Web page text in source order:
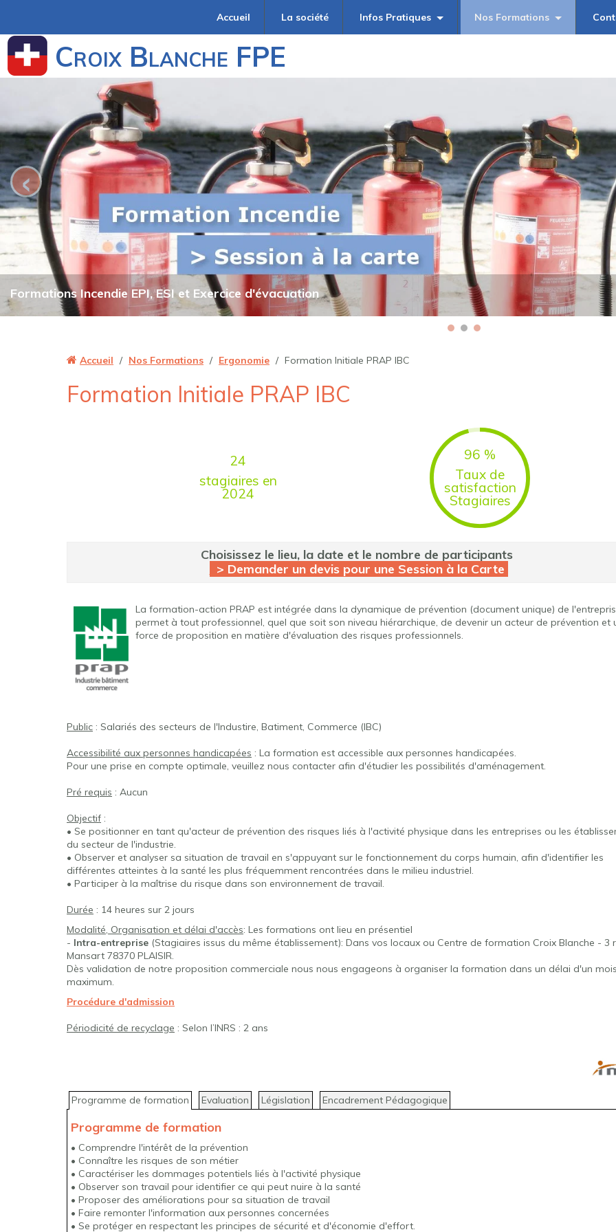
Accueil La société Infos Pratiques Nos Formations
Croix Blanche FPE
Formations Incendie EPI, ESI et Exercice d'évacuation
‹
Accueil / Nos Formations / Ergonomie / Formation Initiale PRAP IBC
Formation Initiale PRAP IBC
24
stagiaires en
2024
96 %
Taux de
satisfaction
Stagiaires
Choisissez le lieu, la date et le nombre de participants
> Demander un devis pour une Session à la Carte
La formation-action PRAP est intégrée dans la dynamique de prévention (document unique) de
permet à tout professionnel, quel que soit son niveau hiérarchique, de devenir un acteur de prévention et
force de proposition en matière d'évaluation des risques professionnels.
Public : Salariés des secteurs de l'Industire, Batiment, Commerce (IBC)
Accessibilité aux personnes handicapées : La formation est accessible aux personnes handicapées.
Pour une prise en compte optimale, veuillez nous contacter afin d'étudier les possibilités d'aménagement.
Pré requis : Aucun
Objectif :
• Se positionner en tant qu'acteur de prévention des risques liés à l'activité physique dans les entreprises ou les
du secteur de l'industrie.
• Observer et analyser sa situation de travail en s'appuyant sur le fonctionnement du corps humain, afin d'identifier les
différentes atteintes à la santé les plus fréquemment rencontrées dans le milieu industriel.
• Participer à la maîtrise du risque dans son environnement de travail.
Durée : 14 heures sur 2 jours
Modalité, Organisation et délai d'accès: Les formations ont lieu en présentiel
- Intra-entreprise (Stagiaires issus du même établissement): Dans vos locaux ou Centre de formation Croix Blanche - 3
Mansart 78370 PLAISIR.
Dès validation de notre proposition commerciale nous nous engageons à organiser la formation dans un délai d'un mois
maximum.
Procédure d'admission
Périodicité de recyclage : Selon l’INRS : 2 ans
Programme de formation Evaluation Législation Encadrement Pédagogique
Programme de formation
• Comprendre l'intérêt de la prévention
• Connaître les risques de son métier
• Caractériser les dommages potentiels liés à l'activité physique
• Observer son travail pour identifier ce qui peut nuire à la santé
• Proposer des améliorations pour sa situation de travail
• Faire remonter l'information aux personnes concernées
• Se protéger en respectant les principes de sécurité et d'économie d'effort.